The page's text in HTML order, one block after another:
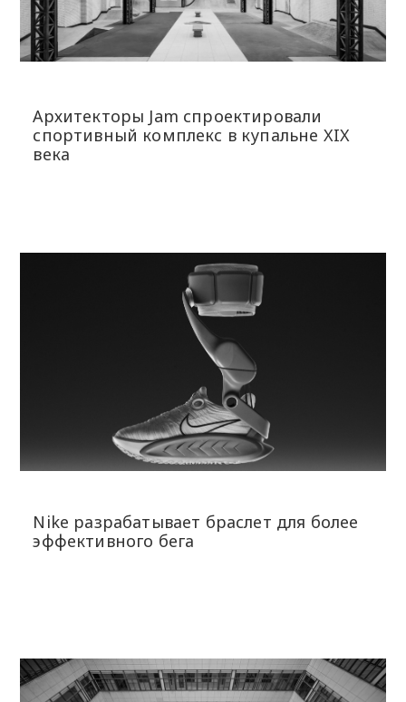
Архитекторы Jam спроектировали
спортивный комплекс в купальне XIX
века
Nike разрабатывает браслет для более
эффективного бега